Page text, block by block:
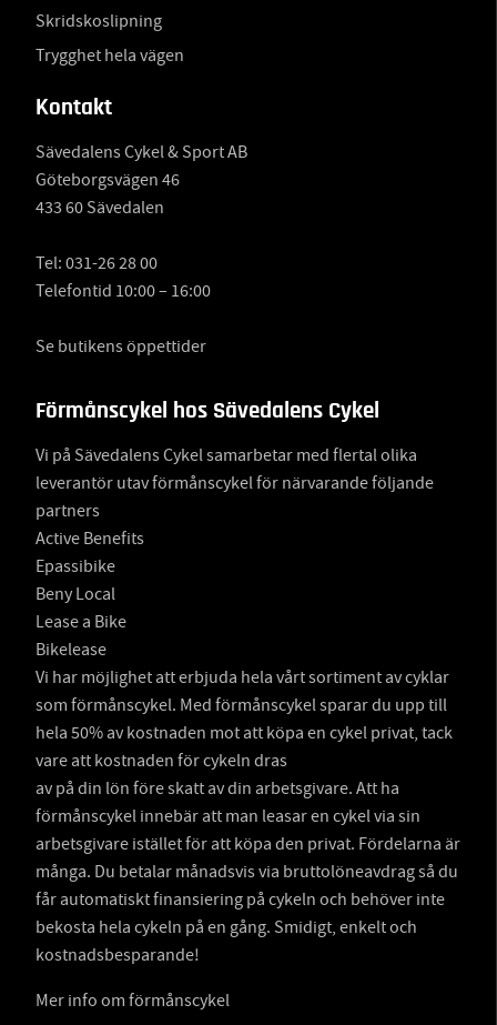
Skridskoslipning
Trygghet hela vägen
Kontakt
Sävedalens Cykel & Sport AB
Göteborgsvägen 46
433 60 Sävedalen
Tel: 031-26 28 00
Telefontid 10:00 – 16:00
Se butikens öppettider
Förmånscykel hos Sävedalens Cykel
Vi på Sävedalens Cykel samarbetar med flertal olika
leverantör utav förmånscykel för närvarande följande
partners
Active Benefits
Epassibike
Beny Local
Lease a Bike
Bikelease
Vi har möjlighet att erbjuda hela vårt sortiment av cyklar
som förmånscykel. Med förmånscykel sparar du upp till
hela 50% av kostnaden mot att köpa en cykel privat, tack
vare att kostnaden för cykeln dras
av på din lön före skatt av din arbetsgivare. Att ha
förmånscykel innebär att man leasar en cykel via sin
arbetsgivare istället för att köpa den privat. Fördelarna är
många. Du betalar månadsvis via bruttolöneavdrag så du
får automatiskt finansiering på cykeln och behöver inte
bekosta hela cykeln på en gång. Smidigt, enkelt och
kostnadsbesparande!
Mer info om förmånscykel